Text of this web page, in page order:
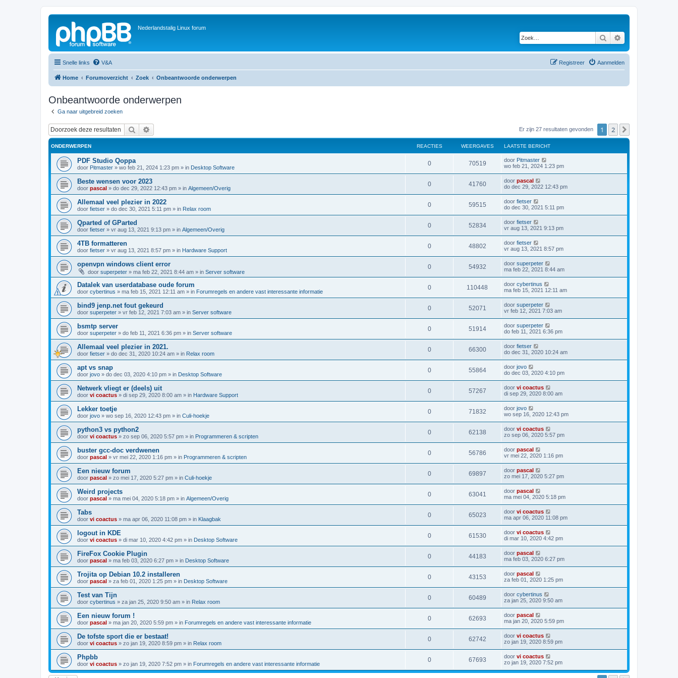
Nederlandstalig Linux forum
Zoek
Snelle links V&A Aanmelden
Registreer
Home Forumoverzicht Zoek Onbeantwoorde onderwerpen
Onbeantwoorde onderwerpen
Ga naar uitgebreid zoeken
Zoek Er zijn 27 resultaten gevonden 1 2
ONDERWERPEN REACTIES WEERGAVES LAATSTE BERICHT
PDF Studio Qoppa
door Pitmaster » wo feb 21, 2024 1:23 pm » in Desktop Software
0 70519 door Pitmaster
wo feb 21, 2024 1:23 pm
Beste wensen voor 2023
door pascal » do dec 29, 2022 12:43 pm » in Algemeen/Overig
0 41760 door pascal
do dec 29, 2022 12:43 pm
Allemaal veel plezier in 2022
door fietser » do dec 30, 2021 5:11 pm » in Relax room
0 59515 door fietser
do dec 30, 2021 5:11 pm
Qparted of GParted
door fietser » vr aug 13, 2021 9:13 pm » in Algemeen/Overig
0 52834 door fietser
vr aug 13, 2021 9:13 pm
4TB formatteren
door fietser » vr aug 13, 2021 8:57 pm » in Hardware Support
0 48802 door fietser
vr aug 13, 2021 8:57 pm
openvpn windows client error
door superpeter » ma feb 22, 2021 8:44 am » in Server software
0 54932 door superpeter
ma feb 22, 2021 8:44 am
Datalek van userdatabase oude forum
door cybertinus » ma feb 15, 2021 12:11 am » in Forumregels en andere vast interessante informatie
0 110448 door cybertinus
ma feb 15, 2021 12:11 am
bind9 jenp.net fout gekeurd
door superpeter » vr feb 12, 2021 7:03 am » in Server software
0 52071 door superpeter
vr feb 12, 2021 7:03 am
bsmtp server
door superpeter » do feb 11, 2021 6:36 pm » in Server software
0 51914 door superpeter
do feb 11, 2021 6:36 pm
Allemaal veel plezier in 2021.
door fietser » do dec 31, 2020 10:24 am » in Relax room
0 66300 door fietser
do dec 31, 2020 10:24 am
apt vs snap
door jovo » do dec 03, 2020 4:10 pm » in Desktop Software
0 55864 door jovo
do dec 03, 2020 4:10 pm
Netwerk vliegt er (deels) uit
door vi coactus » di sep 29, 2020 8:00 am » in Hardware Support
0 57267 door vi coactus
di sep 29, 2020 8:00 am
Lekker toetje
door jovo » wo sep 16, 2020 12:43 pm » in Culi-hoekje
0 71832 door jovo
wo sep 16, 2020 12:43 pm
python3 vs python2
door vi coactus » zo sep 06, 2020 5:57 pm » in Programmeren & scripten
0 62138 door vi coactus
zo sep 06, 2020 5:57 pm
buster gcc-doc verdwenen
door pascal » vr mei 22, 2020 1:16 pm » in Programmeren & scripten
0 56786 door pascal
vr mei 22, 2020 1:16 pm
Een nieuw forum
door pascal » zo mei 17, 2020 5:27 pm » in Culi-hoekje
0 69897 door pascal
zo mei 17, 2020 5:27 pm
Weird projects
door pascal » ma mei 04, 2020 5:18 pm » in Algemeen/Overig
0 63041 door pascal
ma mei 04, 2020 5:18 pm
Tabs
door vi coactus » ma apr 06, 2020 11:08 pm » in Klaagbak
0 65023 door vi coactus
ma apr 06, 2020 11:08 pm
logout in KDE
door vi coactus » di mar 10, 2020 4:42 pm » in Desktop Software
0 61530 door vi coactus
di mar 10, 2020 4:42 pm
FireFox Cookie Plugin
door pascal » ma feb 03, 2020 6:27 pm » in Desktop Software
0 44183 door pascal
ma feb 03, 2020 6:27 pm
Trojita op Debian 10.2 installeren
door pascal » za feb 01, 2020 1:25 pm » in Desktop Software
0 43153 door pascal
za feb 01, 2020 1:25 pm
Test van Tijn
door cybertinus » za jan 25, 2020 9:50 am » in Relax room
0 60489 door cybertinus
za jan 25, 2020 9:50 am
Een nieuw forum !
door pascal » ma jan 20, 2020 5:59 pm » in Forumregels en andere vast interessante informatie
0 62693 door pascal
ma jan 20, 2020 5:59 pm
De tofste sport die er bestaat!
door vi coactus » zo jan 19, 2020 8:59 pm » in Relax room
0 62742 door vi coactus
zo jan 19, 2020 8:59 pm
Phpbb
door vi coactus » zo jan 19, 2020 7:52 pm » in Forumregels en andere vast interessante informatie
0 67693 door vi coactus
zo jan 19, 2020 7:52 pm